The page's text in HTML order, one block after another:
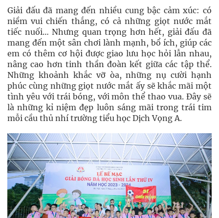
Giải đấu đã mang đến nhiều cung bậc cảm xúc: có
niềm vui chiến thắng, có cả những giọt nước mắt
tiếc nuối… Nhưng quan trọng hơn hết, giải đấu đã
mang đến một sân chơi lành mạnh, bổ ích, giúp các
em có thêm cơ hội được giao lưu học hỏi lẫn nhau,
nâng cao hơn tinh thần đoàn kết giữa các tập thể.
Những khoảnh khắc vỡ òa, những nụ cười hạnh
phúc cùng những giọt nước mắt ấy sẽ khắc mãi một
tình yêu với trái bóng, với môn thể thao vua. Đây sẽ
là những kỉ niệm đẹp luôn sáng mãi trong trái tim
mỗi cầu thủ nhí trường tiểu học Dịch Vọng A.